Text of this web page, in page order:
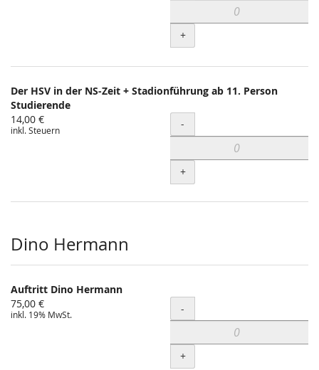
+
Der HSV in der NS-Zeit + Stadionführung ab 11. Person
Studierende
14,00 €
inkl. Steuern Menge
-
+
Dino Hermann
Auftritt Dino Hermann
75,00 €
inkl. 19% MwSt. Menge
-
+